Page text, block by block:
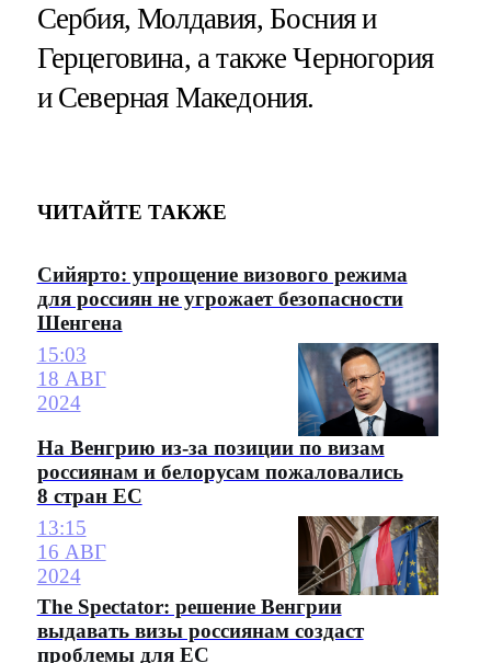
Сербия, Молдавия, Босния и
Герцеговина, а также Черногория
и Северная Македония.
ЧИТАЙТЕ ТАКЖЕ
Сийярто: упрощение визового режима
для россиян не угрожает безопасности
Шенгена
15:03
18 АВГ
2024
На Венгрию из-за позиции по визам
россиянам и белорусам пожаловались
8 стран ЕС
13:15
16 АВГ
2024
The Spectator: решение Венгрии
выдавать визы россиянам создаст
проблемы для ЕС